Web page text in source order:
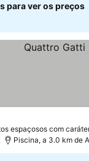
para ver os preços
espaçosos com
preços
Piscina, a 3.0 km de